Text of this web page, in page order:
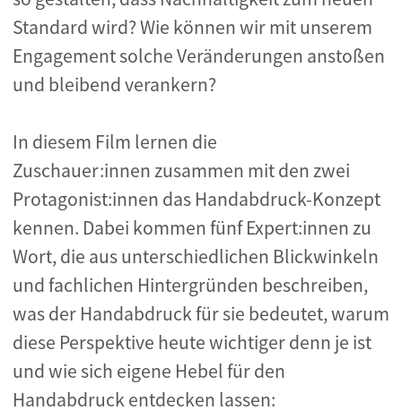
Standard wird? Wie können wir mit unserem
Engagement solche Veränderungen anstoßen
und bleibend verankern?
In diesem Film lernen die
Zuschauer:innen zusammen mit den zwei
Protagonist:innen das Handabdruck-Konzept
kennen. Dabei kommen fünf Expert:innen zu
Wort, die aus unterschiedlichen Blickwinkeln
und fachlichen Hintergründen beschreiben,
was der Handabdruck für sie bedeutet, warum
diese Perspektive heute wichtiger denn je ist
und wie sich eigene Hebel für den
Handabdruck entdecken lassen: